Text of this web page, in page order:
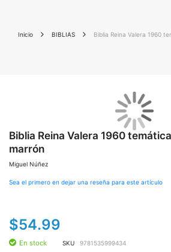
Inicio BIBLIAS Biblia Reina Valera 1960
final
de
la
de
Biblia Reina Valera 1960
marrón
Miguel Núñez
Sea el primero en dejar una reseña para este artículo
$54.99
En stock SKU 9781535999434